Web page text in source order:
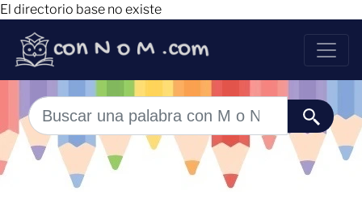
El directorio base no existe